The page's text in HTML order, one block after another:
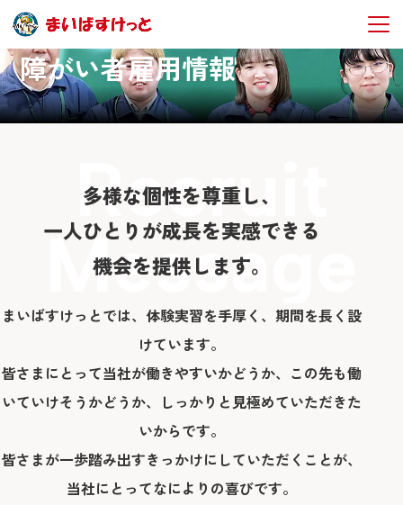
障がい者雇用情報
Recruit
Message
多様な個性を尊重し、
一人ひとりが成長を実感できる
機会を提供します。
まいばすけっとでは、体験実習を手厚く、期間を長く設
けています。
皆さまにとって当社が働きやすいかどうか、この先も働
いていけそうかどうか、しっかりと見極めていただきた
いからです。
皆さまが一歩踏み出すきっかけにしていただくことが、
当社にとってなによりの喜びです。